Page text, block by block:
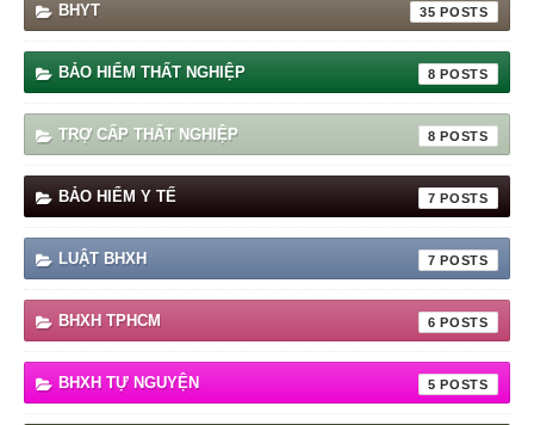
BHYT 35
BẢO HIỂM THẤT NGHIỆP 8
TRỢ CẤP THẤT NGHIỆP 8
BẢO HIỂM Y TẾ 7
LUẬT BHXH 7
BHXH TPHCM 6
BHXH TỰ NGUYỆN 5